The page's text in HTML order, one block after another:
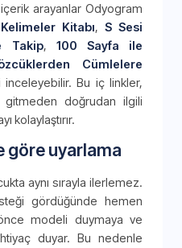
içerik arayanlar Odyogram
Kitabı, S Sesi
Takip, 100 Sayfa ile
Cümlelere
inceleyebilir. Bu iç linkler,
gitmeden doğrudan ilgili
kolaylaştırır.
göre uyarlama
aynı sırayla ilerlemez.
gördüğünde hemen
modeli duymaya ve
duyar. Bu nedenle